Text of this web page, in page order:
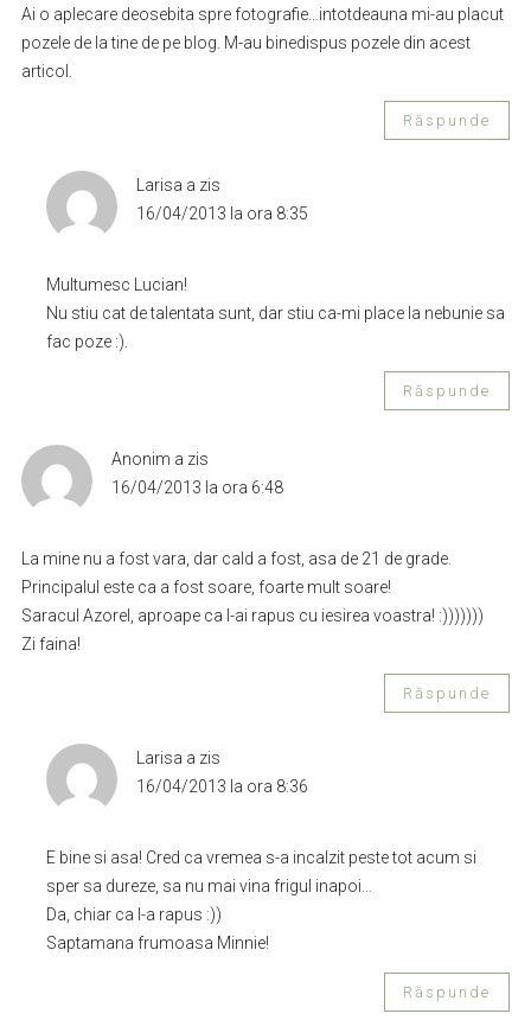
Ai o aplecare deosebita spre fotografie…intotdeauna mi-au placut
pozele de la tine de pe blog. M-au binedispus pozele din acest
articol.
Răspunde
Larisa a zis
16/04/2013 la ora 8:35
Multumesc Lucian!
Nu stiu cat de talentata sunt, dar stiu ca-mi place la nebunie sa
fac poze :).
Răspunde
Anonim a zis
16/04/2013 la ora 6:48
La mine nu a fost vara, dar cald a fost, asa de 21 de grade.
Principalul este ca a fost soare, foarte mult soare!
Saracul Azorel, aproape ca l-ai rapus cu iesirea voastra! :)))))))
Zi faina!
Răspunde
Larisa a zis
16/04/2013 la ora 8:36
E bine si asa! Cred ca vremea s-a incalzit peste tot acum si
sper sa dureze, sa nu mai vina frigul inapoi…
Da, chiar ca l-a rapus :))
Saptamana frumoasa Minnie!
Răspunde